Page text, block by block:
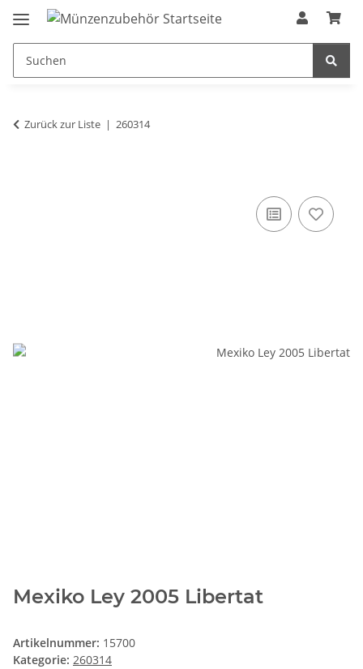
Zurück zur Liste 260314
Mexiko Ley 2005 Libertat
Artikelnummer: 15700
Kategorie: 260314